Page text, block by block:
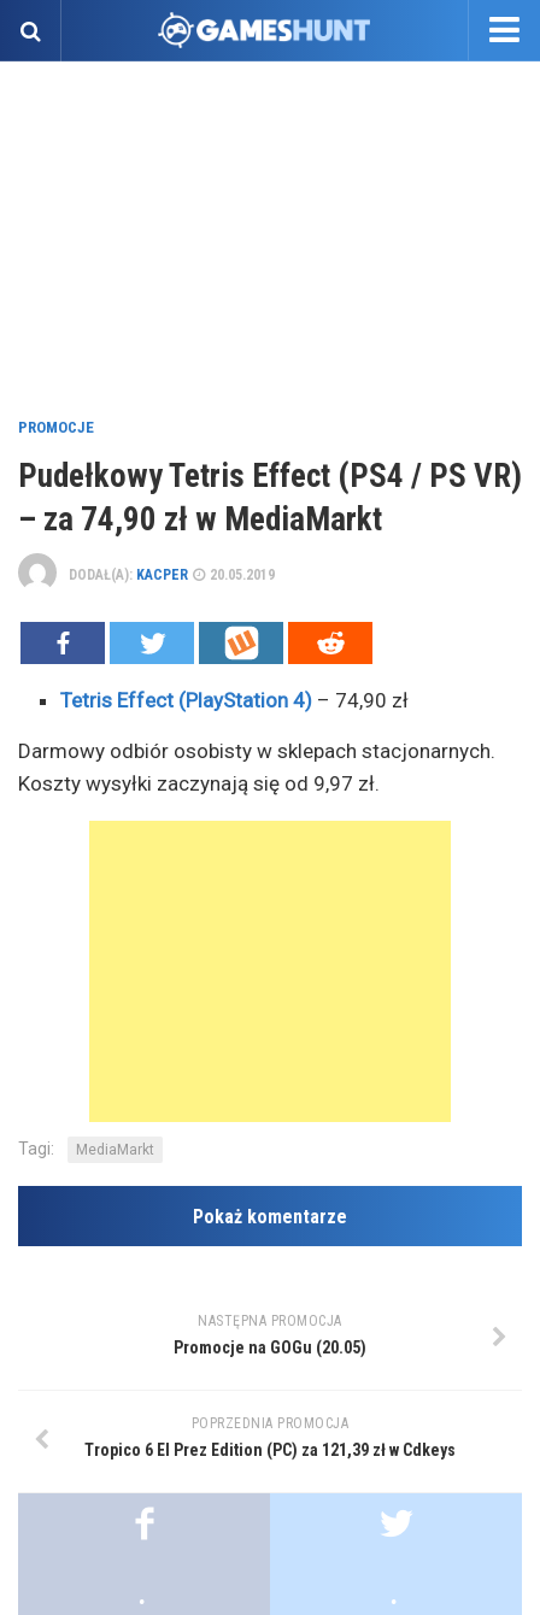
PROMOCJE
Pudełkowy Tetris Effect (PS4 / PS VR)
– za 74,90 zł w MediaMarkt
DODAŁ(A): KACPER 20.05.2019
Tetris Effect (PlayStation 4) – 74,90 zł
Darmowy odbiór osobisty w sklepach stacjonarnych.
Koszty wysyłki zaczynają się od 9,97 zł.
Tagi: MediaMarkt
Pokaż komentarze
NASTĘPNA PROMOCJA
Promocje na GOGu (20.05)
POPRZEDNIA PROMOCJA
Tropico 6 El Prez Edition (PC) za 121,39 zł w Cdkeys
.. .